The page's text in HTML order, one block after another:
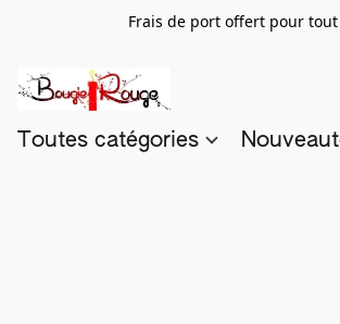
Frais de port offert pour
Toutes catégories